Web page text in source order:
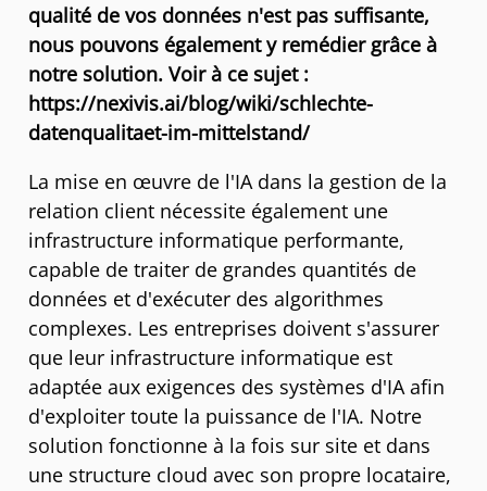
qualité de vos données n'est pas suffisante,
nous pouvons également y remédier grâce à
notre solution. Voir à ce sujet :
https://nexivis.ai/blog/wiki/schlechte-
datenqualitaet-im-mittelstand/
La mise en œuvre de l'IA dans la gestion de la
relation client nécessite également une
infrastructure informatique performante,
capable de traiter de grandes quantités de
données et d'exécuter des algorithmes
complexes. Les entreprises doivent s'assurer
que leur infrastructure informatique est
adaptée aux exigences des systèmes d'IA afin
d'exploiter toute la puissance de l'IA. Notre
solution fonctionne à la fois sur site et dans
une structure cloud avec son propre locataire,